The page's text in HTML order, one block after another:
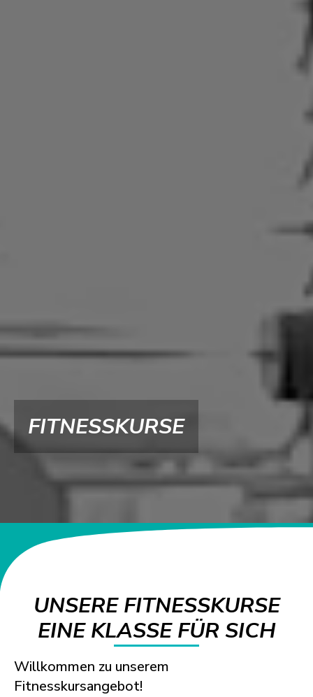
FITNESSKURSE
UNSERE FITNESSKURSE
EINE KLASSE FÜR SICH
Willkommen zu unserem
Fitnesskursangebot!